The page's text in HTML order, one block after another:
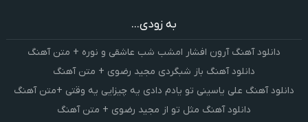
به زودی...
دانلود آهنگ آرون افشار امشب شب عاشقی و نوره + متن آهنگ
دانلود آهنگ باز شبگردی مجید رضوی + متن آهنگ
دانلود آهنگ علی یاسینی تو یادم دادی یه چیزایی یه وقتی +متن آهنگ
دانلود آهنگ مثل تو از مجید رضوی + متن آهنگ